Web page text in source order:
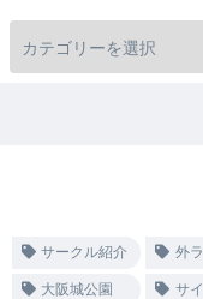
サークル紹介 外
大阪城公園 サ